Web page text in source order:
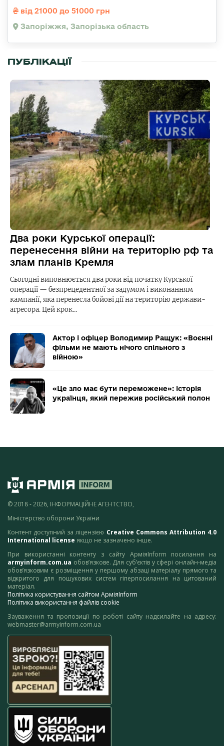
від 21000 до 51000 грн
Запоріжжя, Запорізька область
ПУБЛІКАЦІЇ
Два роки Курської операції:
перенесення війни на територію рф та
злам планів Кремля
Сьогодні виповнюється два роки від початку Курської
операції — безпрецедентної за задумом і виконанням
кампанії, яка перенесла бойові дії на територію держави-
агресора. Цей крок…
Актор і офіцер Володимир Ращук: «Воєнні
фільми не мають нічого спільного з
війною»
«Це зло має бути переможене»: історія
українця, який пережив російський полон
© 2018 - 2026, ІНФОРМАЦІЙНЕ АГЕНТСТВО,
Міністерство оборони України
Контент доступний за ліцензією Creative Commons Attribution 4.0
International license якщо не зазначено інше.
При використанні контенту з сайту АрміяInform посилання на
armyinform.com.ua обов’язкове. Для суб’єктів у сфері онлайн-медіа
обов’язковим є розміщення у першому абзаці матеріалу прямого та
відкритого для пошукових систем гіперпосилання на цитований
матеріал.
Політика користування сайтом АрміяInform
Політика використання файлів cookie
Зауваження та пропозиції по роботі сайту надсилайте на адресу:
webmaster@armyinform.com.ua